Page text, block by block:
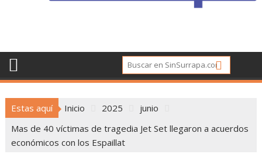
Estas aquí Inicio 2025
junio
Mas de 40 víctimas de tragedia Jet Set llegaron a acuerdos
económicos con los Espaillat